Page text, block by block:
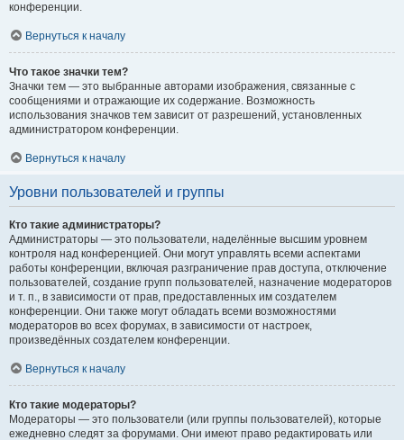
конференции.
Вернуться к началу
Что такое значки тем?
Значки тем — это выбранные авторами изображения, связанные с
сообщениями и отражающие их содержание. Возможность
использования значков тем зависит от разрешений, установленных
администратором конференции.
Вернуться к началу
Уровни пользователей и группы
Кто такие администраторы?
Администраторы — это пользователи, наделённые высшим уровнем
контроля над конференцией. Они могут управлять всеми аспектами
работы конференции, включая разграничение прав доступа, отключение
пользователей, создание групп пользователей, назначение модераторов
и т. п., в зависимости от прав, предоставленных им создателем
конференции. Они также могут обладать всеми возможностями
модераторов во всех форумах, в зависимости от настроек,
произведённых создателем конференции.
Вернуться к началу
Кто такие модераторы?
Модераторы — это пользователи (или группы пользователей), которые
ежедневно следят за форумами. Они имеют право редактировать или